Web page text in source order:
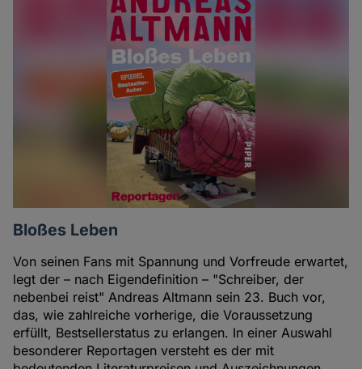
Bloßes Leben
Von seinen Fans mit Spannung und Vorfreude erwartet,
legt der – nach Eigendefinition – "Schreiber, der
nebenbei reist" Andreas Altmann sein 23. Buch vor,
das, wie zahlreiche vorherige, die Voraussetzung
erfüllt, Bestsellerstatus zu erlangen. In einer Auswahl
besonderer Reportagen versteht es der mit